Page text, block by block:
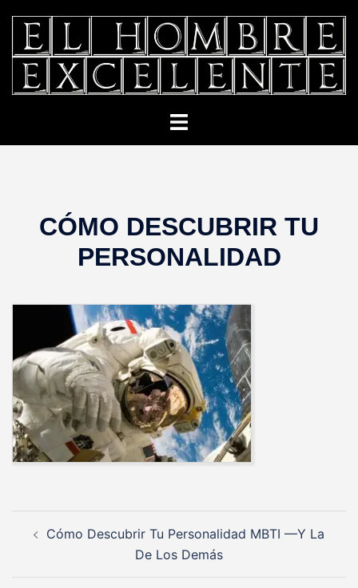
contenido
Alternar
CÓMO DESCUBRIR TU
PERSONALIDAD
de
Cómo Descubrir Tu Personalidad MBTI —Y La
De Los Demás